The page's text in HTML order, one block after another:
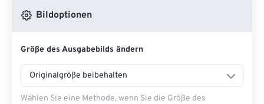
Bildoptionen
Größe des Ausgabebilds ändern
Originalgröße beibehalten
Wählen Sie eine Methode, wenn Sie die Größe des